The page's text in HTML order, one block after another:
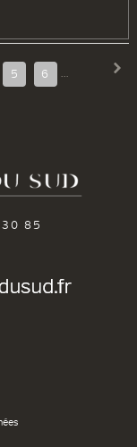
5 6
85